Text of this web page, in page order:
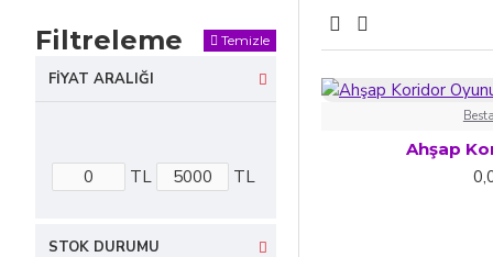
Filtreleme Temizle
FIYAT ARALIĞI
TL TL
STOK DURUMU
Zeka ve beceri
geliştirmelerine
Hafıza oyunları
oyunları ise
Bu çeşitli zeka
Ahşap